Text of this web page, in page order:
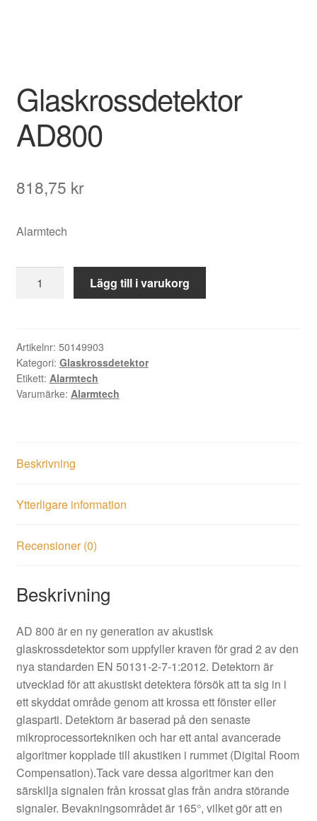
Glaskrossdetektor
AD800
818,75 kr
Alarmtech
Glaskrossdetektor
AD800
Lägg till i varukorg
Artikelnr: 50149903
Kategori: Glaskrossdetektor
Etikett: Alarmtech
Varumärke: Alarmtech
Beskrivning
Ytterligare information
Recensioner (0)
Beskrivning
AD 800 är en ny generation av akustisk
glaskrossdetektor som uppfyller kraven för grad 2 av den
nya standarden EN 50131-2-7-1:2012. Detektorn är
utvecklad för att akustiskt detektera försök att ta sig in i
ett skyddat område genom att krossa ett fönster eller
glasparti. Detektorn är baserad på den senaste
mikroprocessortekniken och har ett antal avancerade
algoritmer kopplade till akustiken i rummet (Digital Room
Compensation).Tack vare dessa algoritmer kan den
särskilja signalen från krossat glas från andra störande
signaler. Bevakningsområdet är 165°, vilket gör att en